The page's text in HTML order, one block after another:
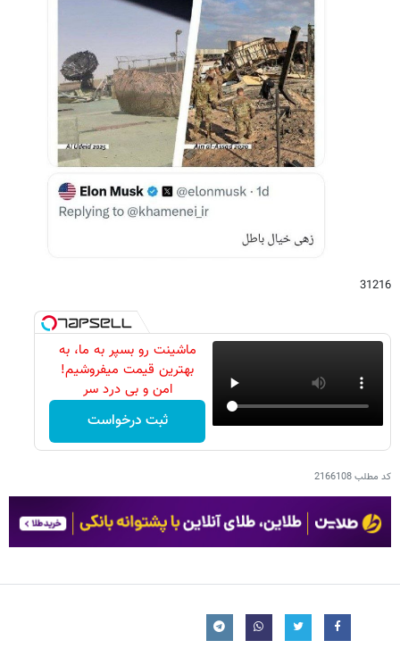
31216
ماشینت رو بسپر به ما، به
بهترین قیمت میفروشیم!
امن و بی درد سر
ثبت درخواست
کد مطلب2166108